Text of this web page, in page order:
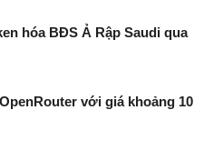
hóa BĐS Ả Rập Saudi qua
với giá khoảng 10